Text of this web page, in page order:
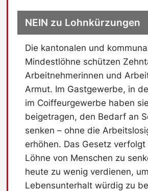
c
b
NEIN zu Lohnkürzungen
Die kantonalen und
Mindestlöhne schützen
Arbeitnehmerinnen und
Armut. Im Gastgewerbe, in
im Coiffeurgewerbe haben
beigetragen, den Bedarf an
senken – ohne die
erhöhen. Das Gesetz
Löhne von Menschen zu
heute zu wenig verdienen,
Lebensunterhalt würdig zu